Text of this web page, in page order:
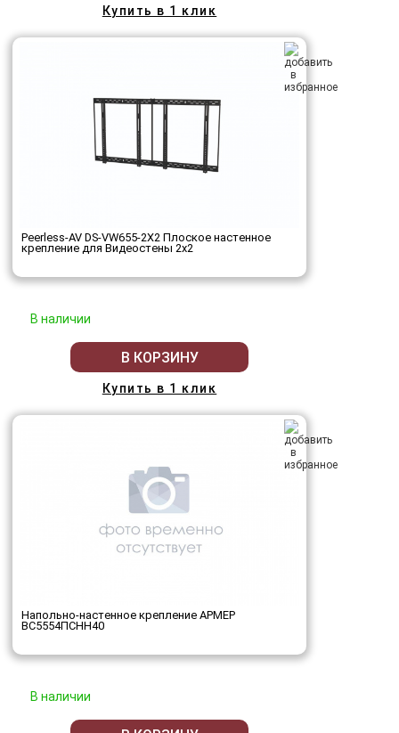
Купить в 1 клик
Peerless-AV DS-VW655-2X2 Плоское настенное
крепление для Видеостены 2х2
В наличии
В КОРЗИНУ
Купить в 1 клик
Напольно-настенное крепление АРМЕР
ВС5554ПСНН40
В наличии